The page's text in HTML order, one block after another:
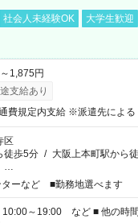
社会人未経験OK 大学生歓迎
1,875円
支給あり
費規定内支給 ※派遣先による
区
徒歩5分 / 大阪上本町駅から
…
ターなど ■勤務地選べます
など ■ 他の時間帯もお気軽にご相